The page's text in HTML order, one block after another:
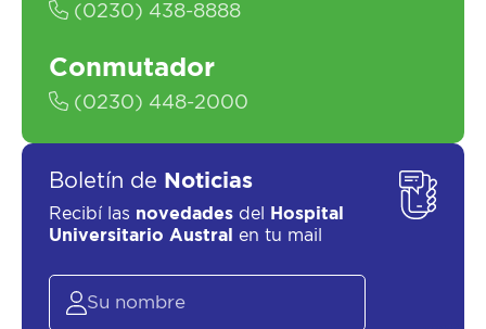
(0230) 438-8888
Conmutador
(0230) 448-2000
Boletín de Noticias
Recibí las novedades del
Hospital
Universitario Austral
en tu mail